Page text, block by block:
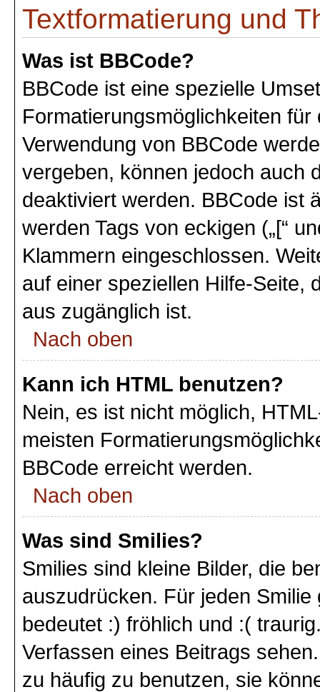
Textformatierung und
Was ist BBCode?
BBCode ist eine spezielle
Formatierungsmöglichkeiten
Verwendung von BBCode
vergeben, können jedoch auch
deaktiviert werden. BBCode ist
werden Tags von eckigen („[“
Klammern eingeschlossen.
auf einer speziellen Hilfe-Seite,
aus zugänglich ist.
Nach oben
Kann ich HTML benutzen?
Nein, es ist nicht möglich,
meisten
BBCode erreicht werden.
Nach oben
Was sind Smilies?
Smilies sind kleine Bilder, die
auszudrücken. Für jeden
bedeutet :) fröhlich und :(
Verfassen eines Beitrags
zu häufig zu benutzen, sie